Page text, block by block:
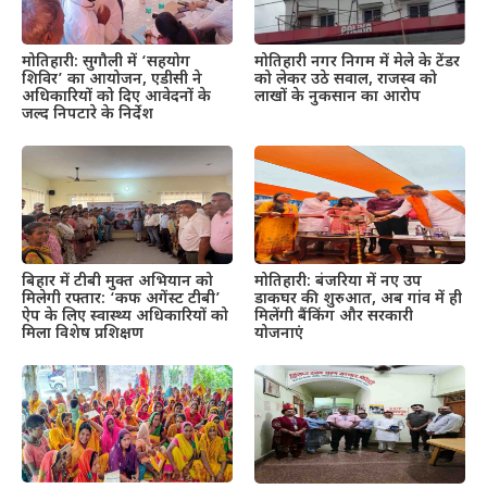
मोतिहारी: सुगौली में ‘सहयोग
शिविर’ का आयोजन, एडीसी ने
अधिकारियों को दिए आवेदनों के
जल्द निपटारे के निर्देश
मोतिहारी नगर निगम में मेले के टेंडर
को लेकर उठे सवाल, राजस्व को
लाखों के नुकसान का आरोप
बिहार में टीबी मुक्त अभियान को
मिलेगी रफ्तार: ‘कफ अगेंस्ट टीबी’
ऐप के लिए स्वास्थ्य अधिकारियों को
मिला विशेष प्रशिक्षण
मोतिहारी: बंजरिया में नए उप
डाकघर की शुरुआत, अब गांव में ही
मिलेंगी बैंकिंग और सरकारी
योजनाएं